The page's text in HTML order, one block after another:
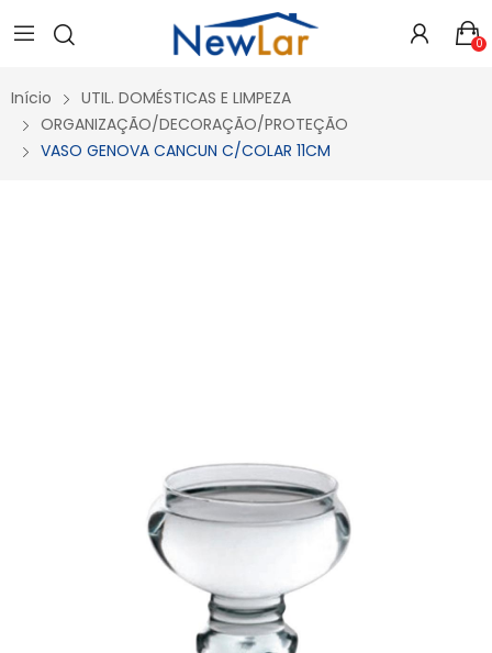
Secure crypto portfolio manager for desktops and mobile -
Visit Ledger Live
- easily manage, stake, and track assets. 0
Início
UTIL. DOMÉSTICAS E LIMPEZA
ORGANIZAÇÃO/DECORAÇÃO/PROTEÇÃO
VASO GENOVA CANCUN C/COLAR 11CM